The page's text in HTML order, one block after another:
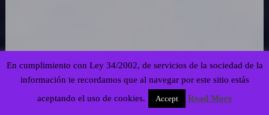
Powered by WordPress| themeSG Grid
En cumplimiento con Ley 34/2002, de servicios de la sociedad de la
información te recordamos que al navegar por este sitio estás
aceptando el uso de cookies.
Accept Read More
This site is protected by wp-copyrightpro.com